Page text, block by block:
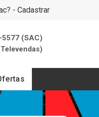
- Cadastrar
(SAC)